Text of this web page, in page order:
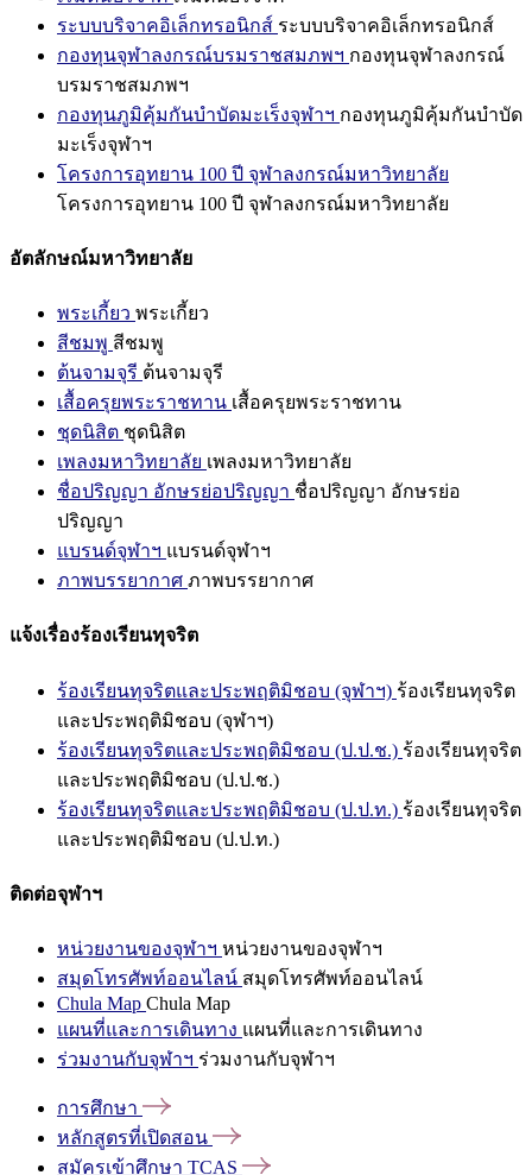
ระบบบริจาคอิเล็กทรอนิกส์ ระบบบริจาคอิเล็กทรอนิกส์
กองทุนจุฬาลงกรณ์บรมราชสมภพฯ กองทุนจุฬาลงกรณ์
บรมราชสมภพฯ
กองทุนภูมิคุ้มกันบำบัดมะเร็งจุฬาฯ กองทุนภูมิคุ้มกันบำบัด
มะเร็งจุฬาฯ
โครงการอุทยาน 100 ปี จุฬาลงกรณ์มหาวิทยาลัย
โครงการอุทยาน 100 ปี จุฬาลงกรณ์มหาวิทยาลัย
อัตลักษณ์มหาวิทยาลัย
พระเกี้ยว พระเกี้ยว
สีชมพู สีชมพู
ต้นจามจุรี ต้นจามจุรี
เสื้อครุยพระราชทาน เสื้อครุยพระราชทาน
ชุดนิสิต ชุดนิสิต
เพลงมหาวิทยาลัย เพลงมหาวิทยาลัย
ชื่อปริญญา อักษรย่อปริญญา ชื่อปริญญา อักษรย่อ
ปริญญา
แบรนด์จุฬาฯ แบรนด์จุฬาฯ
ภาพบรรยากาศ ภาพบรรยากาศ
แจ้งเรื่องร้องเรียนทุจริต
ร้องเรียนทุจริตและประพฤติมิชอบ (จุฬาฯ) ร้องเรียนทุจริต
และประพฤติมิชอบ (จุฬาฯ)
ร้องเรียนทุจริตและประพฤติมิชอบ (ป.ป.ช.) ร้องเรียนทุจริต
และประพฤติมิชอบ (ป.ป.ช.)
ร้องเรียนทุจริตและประพฤติมิชอบ (ป.ป.ท.) ร้องเรียนทุจริต
และประพฤติมิชอบ (ป.ป.ท.)
ติดต่อจุฬาฯ
หน่วยงานของจุฬาฯ หน่วยงานของจุฬาฯ
สมุดโทรศัพท์ออนไลน์ สมุดโทรศัพท์ออนไลน์
Chula Map Chula Map
แผนที่และการเดินทาง แผนที่และการเดินทาง
ร่วมงานกับจุฬาฯ ร่วมงานกับจุฬาฯ
การศึกษา
หลักสูตรที่เปิดสอน
สมัครเข้าศึกษา TCAS